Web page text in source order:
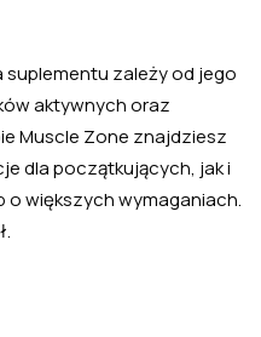
suplementu zależy od jego
aktywnych oraz
Muscle Zone znajdziesz
dla początkujących, jak i
większych wymaganiach.